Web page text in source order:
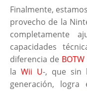
Finalmente,
provecho de la
completamente
capacidades
diferencia de BOTW
laWii U-, que sin
generación,